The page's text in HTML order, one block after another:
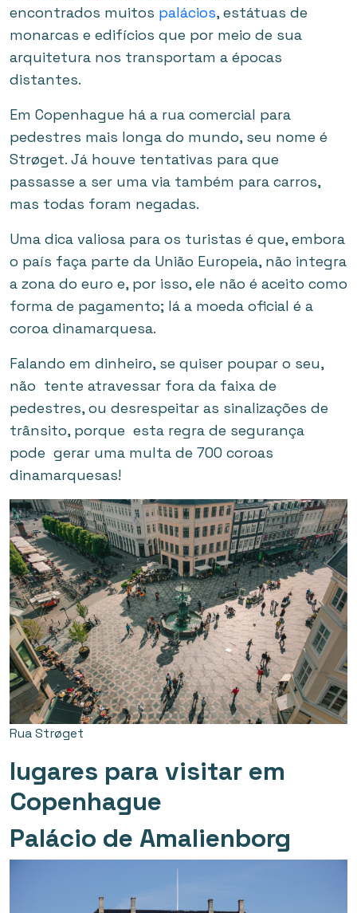
encontrados muitos palácios, estátuas de
monarcas e edifícios que por meio de sua
arquitetura nos transportam a épocas
distantes.
Em Copenhague há a rua comercial para
pedestres mais longa do mundo, seu nome é
Strøget. Já houve tentativas para que
passasse a ser uma via também para carros,
mas todas foram negadas.
Uma dica valiosa para os turistas é que, embora
o país faça parte da União Europeia, não integra
a zona do euro e, por isso, ele não é aceito como
forma de pagamento; lá a moeda oficial é a
coroa dinamarquesa.
Falando em dinheiro, se quiser poupar o seu,
não tente atravessar fora da faixa de
pedestres, ou desrespeitar as sinalizações de
trânsito, porque esta regra de segurança
pode gerar uma multa de 700 coroas
dinamarquesas!
Rua Strøget
lugares para visitar em
Copenhague
Palácio de Amalienborg